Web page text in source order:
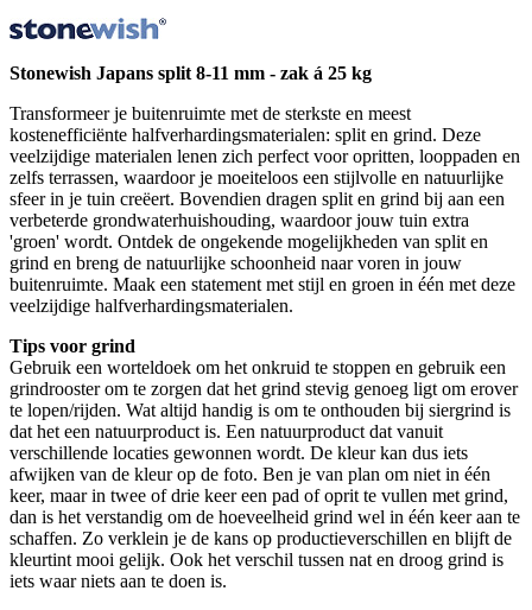
Stonewish Japans split 8-11 mm - zak á 25 kg
Transformeer je buitenruimte met de sterkste en meest
kostenefficiënte halfverhardingsmaterialen: split en grind. Deze
veelzijdige materialen lenen zich perfect voor opritten, looppaden en
zelfs terrassen, waardoor je moeiteloos een stijlvolle en natuurlijke
sfeer in je tuin creëert. Bovendien dragen split en grind bij aan een
verbeterde grondwaterhuishouding, waardoor jouw tuin extra
'groen' wordt. Ontdek de ongekende mogelijkheden van split en
grind en breng de natuurlijke schoonheid naar voren in jouw
buitenruimte. Maak een statement met stijl en groen in één met deze
veelzijdige halfverhardingsmaterialen.
Tips voor grind
Gebruik een worteldoek om het onkruid te stoppen en gebruik een
grindrooster om te zorgen dat het grind stevig genoeg ligt om erover
te lopen/rijden. Wat altijd handig is om te onthouden bij siergrind is
dat het een natuurproduct is. Een natuurproduct dat vanuit
verschillende locaties gewonnen wordt. De kleur kan dus iets
afwijken van de kleur op de foto. Ben je van plan om niet in één
keer, maar in twee of drie keer een pad of oprit te vullen met grind,
dan is het verstandig om de hoeveelheid grind wel in één keer aan te
schaffen. Zo verklein je de kans op productieverschillen en blijft de
kleurtint mooi gelijk. Ook het verschil tussen nat en droog grind is
iets waar niets aan te doen is.